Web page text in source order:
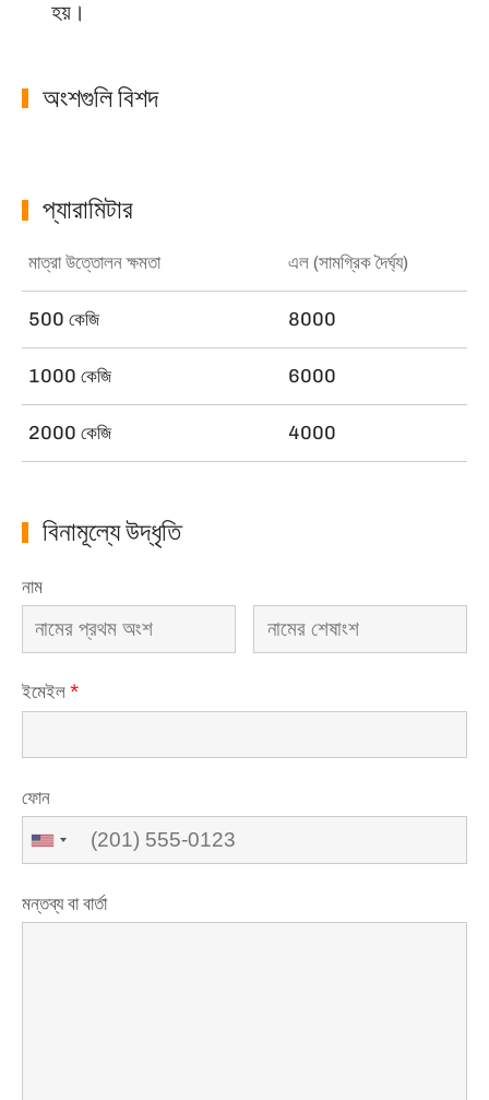
হয়।
অংশগুলি বিশদ
প্যারামিটার
মাত্রা উত্তোলন ক্ষমতা এল (সামগ্রিক দৈর্ঘ্য)
500 কেজি 8000
1000 কেজি 6000
2000 কেজি 4000
বিনামূল্যে উদ্ধৃতি
নাম
ইমেইল *
ফোন
মন্তব্য বা বার্তা